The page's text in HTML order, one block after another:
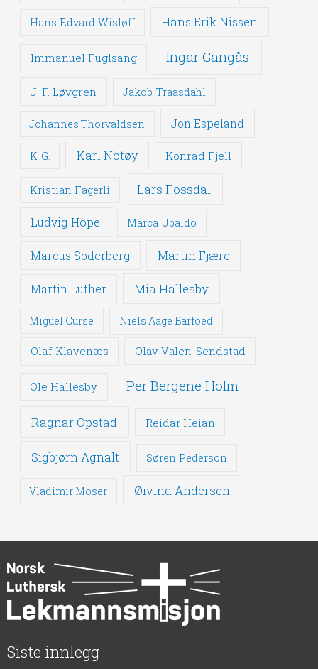
Hans Edvard Wisløff Hans Erik Nissen
Immanuel Fuglsang Ingar Gangås
J. F. Løvgren Jakob Traasdahl
Johannes Thorvaldsen Jon Espeland
K. G. Karl Notøy Konrad Fjell
Kristian Fagerli Lars Fossdal
Ludvig Hope Marca Ubaldo
Marcus Söderberg Martin Fjære
Martin Luther Mia Hallesby
Miguel Curse Niels Aage Barfoed
Olaf Klavenæs Olav Valen-Sendstad
Ole Hallesby Per Bergene Holm
Ragnar Opstad Reidar Heian
Sigbjørn Agnalt Søren Pederson
Vladimir Moser Øivind Andersen
Siste innlegg